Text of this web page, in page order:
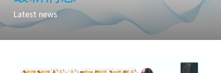
Latest news